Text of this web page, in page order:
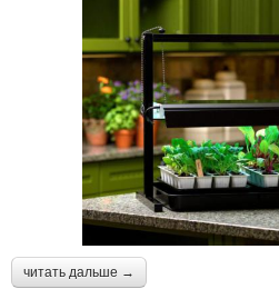
читать дальше →